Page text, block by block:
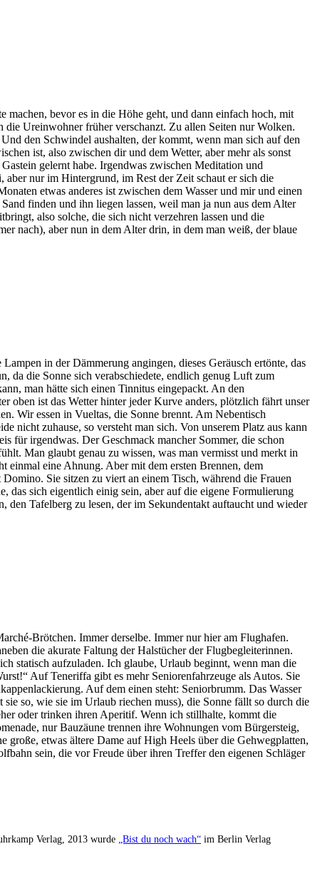
machen, bevor es in die Höhe geht, und dann einfach hoch, mit
Ureinwohner früher verschanzt. Zu allen Seiten nur Wolken.
den Schwindel aushalten, der kommt, wenn man sich auf den
ist, also zwischen dir und dem Wetter, aber mehr als sonst
gelernt habe. Irgendwas zwischen Meditation und
nur im Hintergrund, im Rest der Zeit schaut er sich die
etwas anderes ist zwischen dem Wasser und mir und einen
finden und ihn liegen lassen, weil man ja nun aus dem Alter
also solche, die sich nicht verzehren lassen und die
nach), aber nun in dem Alter drin, in dem man weiß, der blaue
in der Dämmerung angingen, dieses Geräusch ertönte, das
da die Sonne sich verabschiedete, endlich genug Luft zum
man hätte sich einen Tinnitus eingepackt. An den
oben ist das Wetter hinter jeder Kurve anders, plötzlich fährt unser
Wir essen in Vueltas, die Sonne brennt. Am Nebentisch
nicht zuhause, so versteht man sich. Von unserem Platz aus kann
für irgendwas. Der Geschmack mancher Sommer, die schon
Man glaubt genau zu wissen, was man vermisst und merkt in
einmal eine Ahnung. Aber mit dem ersten Brennen, dem
Sie sitzen zu viert an einem Tisch, während die Frauen
das sich eigentlich einig sein, aber auf die eigene Formulierung
den Tafelberg zu lesen, der im Sekundentakt auftaucht und wieder
Brötchen. Immer derselbe. Immer nur hier am Flughafen.
die akurate Faltung der Halstücher der Flugbegleiterinnen.
statisch aufzuladen. Ich glaube, Urlaub beginnt, wenn man die
Auf Teneriffa gibt es mehr Seniorenfahrzeuge als Autos. Sie
Auf dem einen steht: Seniorbrumm. Das Wasser
so, wie sie im Urlaub riechen muss), die Sonne fällt so durch die
oder trinken ihren Aperitif. Wenn ich stillhalte, kommt die
nur Bauzäune trennen ihre Wohnungen vom Bürgersteig,
große, etwas ältere Dame auf High Heels über die Gehwegplatten,
sein, die vor Freude über ihren Treffer den eigenen Schläger
Verlag, 2013 wurde „Bist du noch wach“ im Berlin Verlag